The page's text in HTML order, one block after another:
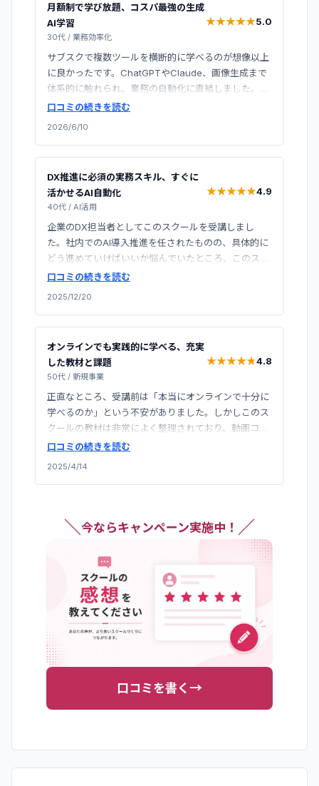
報交換できる人脈が得られたのも嬉しい副産物です。
月額制で学び放題、コスパ最強の生成
AI学習
30代 / 業務効率化
★
★★
★★
★★
★★
★5.0
サブスクで複数ツールを横断的に学べるのが想像以上
に良かったです。ChatGPTやClaude、画像生成まで
体系的に触れられ、業務の自動化に直結しました。質
問対応も早く、忙しい社会人でも続けやすい設計でし
口コミの続きを読む
2026/6/10
DX推進に必須の実務スキル、すぐに
活かせるAI自動化
40代 / AI活用
★
★★
★★
★★
★★
★4.9
企業のDX担当者としてこのスクールを受講しまし
た。社内でのAI導入推進を任されたものの、具体的に
どう進めていけばいいか悩んでいたところ、このスク
ールのカリキュラムが実務に即した内容で非常に参考
非常に高いと感じています。
口コミの続きを読む
2025/12/20
オンラインでも実践的に学べる、充実
した教材と課題
50代 / 新規事業
★
★★
★★
★★
★★
★4.8
正直なところ、受講前は「本当にオンラインで十分に
学べるのか」という不安がありました。しかしこのス
クールの教材は非常によく整理されており、動画コン
テンツも高品質で、対面授業と遜色ない学習体験がで
ェクトに取り組む際の参考にしています。
口コミの続きを読む
2025/4/14
＼今ならキャンペーン実施中！ ／
口コミを書く →